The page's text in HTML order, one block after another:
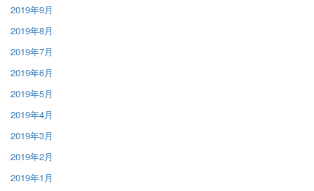
2019年9月
2019年8月
2019年7月
2019年6月
2019年5月
2019年4月
2019年3月
2019年2月
2019年1月